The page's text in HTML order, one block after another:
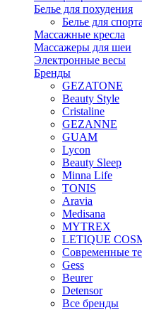
Белье для похудения
Белье для спорта
Массажные кресла
Массажеры для шеи
Электронные весы
Бренды
GEZATONE
Beauty Style
Cristaline
GEZANNE
GUAM
Lycon
Beauty Sleep
Minna Life
TONIS
Aravia
Medisana
MYTREX
LETIQUE
Современные
Gess
Beurer
Detensor
Все бренды